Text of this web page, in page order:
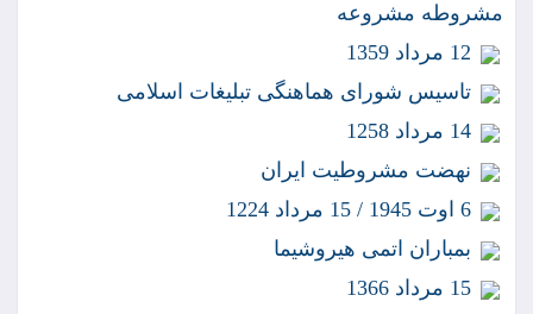
مشروطه مشروعه
تاسيس شوراى هماهنگى تبليغات اسلامى
نهضت مشروطيت ايران
بمباران اتمى هيروشيما